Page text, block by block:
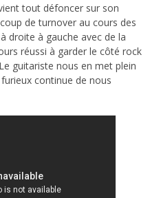
tout défoncer sur son
de turnover au cours des
droite à gauche avec de la
réussi à garder le côté rock
guitariste nous en met plein
continue de nous